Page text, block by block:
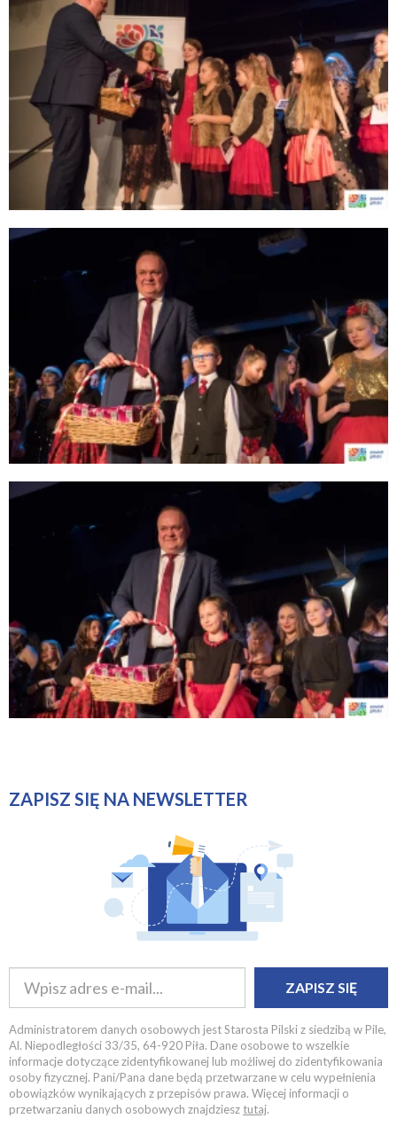
ZAPISZ SIĘ NA NEWSLETTER
ZAPISZ SIĘ
Administratorem danych osobowych jest Starosta Pilski z siedzibą w Pile,
Al. Niepodległości 33/35, 64-920 Piła. Dane osobowe to wszelkie
informacje dotyczące zidentyfikowanej lub możliwej do zidentyfikowania
osoby fizycznej. Pani/Pana dane będą przetwarzane w celu wypełnienia
obowiązków wynikających z przepisów prawa. Więcej informacji o
przetwarzaniu danych osobowych znajdziesz tutaj.